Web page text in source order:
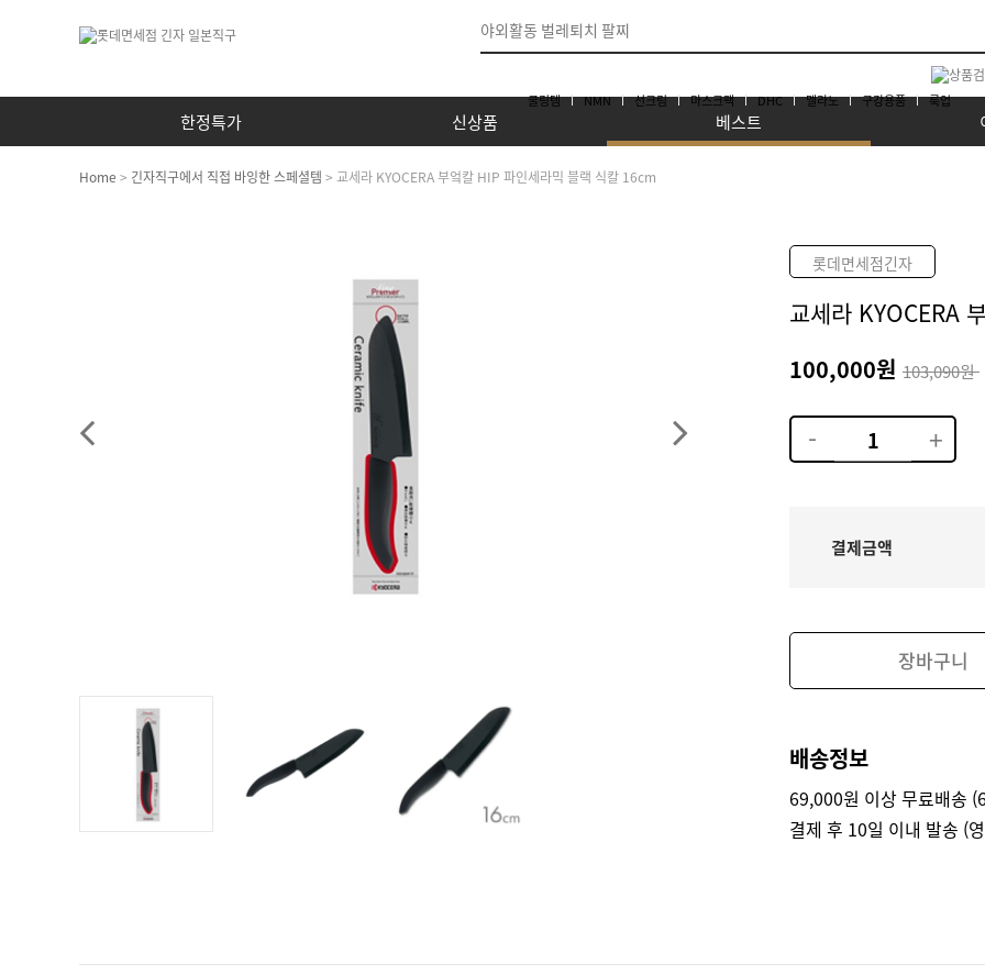
쿨링템 NMN 선크림 마스크팩 DHC 멜라노 구강용품 룩업
한정특가 신상품 베스트
Home > 긴자직구에서 직접 바잉한 스페셜템 > 교세라 KYOCERA 부엌칼 HIP 파인세라믹 블랙 식칼 16cm
롯데면세점긴자
교세라 KYOCERA
100,000원 103,090원
결제금액
장바구니
배송정보
69,000원 이상 무료배송
결제 후 10일 이내 발송 (